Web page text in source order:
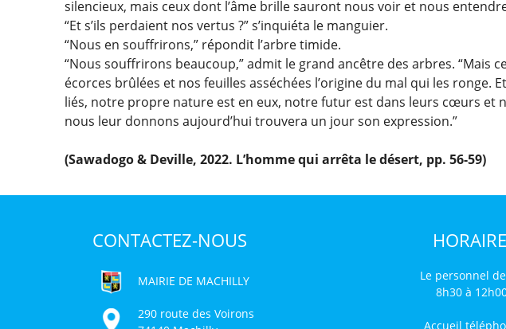
silencieux, mais ceux dont l’âme brille sauront nous voir et nous
“Et s’ils perdaient nos vertus ?” s’inquiéta le manguier.
“Nous en souffrirons,” répondit l’arbre timide.
“Nous souffrirons beaucoup,” admit le grand ancêtre des arbres. “Mais
écorces brûlées et nos feuilles asséchées l’origine du mal qui les ronge.
liés, notre propre nature est en eux, notre futur est dans leurs cœurs et
nous leur donnons aujourd’hui trouvera un jour son expression.”
(Sawadogo & Deville, 2022. L’homme qui arrêta le désert, pp. 56-59)
CONTACTEZ-NOUS
MAIRIE DE MACHILLY
290 route des Voirons
Le personnel
8h30 à
Accueil